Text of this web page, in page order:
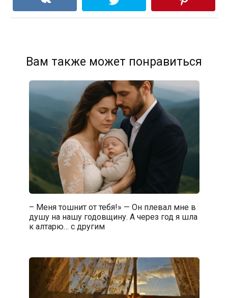
Вам также может понравиться
– Меня тошнит от тебя!» — Он плевал мне в
душу на нашу годовщину. А через год я шла
к алтарю… с другим